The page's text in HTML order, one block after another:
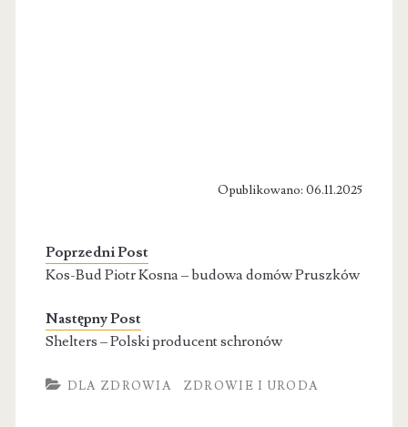
Opublikowano: 06.11.2025
Poprzedni Post
Kos-Bud Piotr Kosna – budowa domów Pruszków
Następny Post
Shelters – Polski producent schronów
DLA ZDROWIA ZDROWIE I URODA